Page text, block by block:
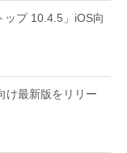
ップ 10.4.5」iOS向
け最新版をリリー